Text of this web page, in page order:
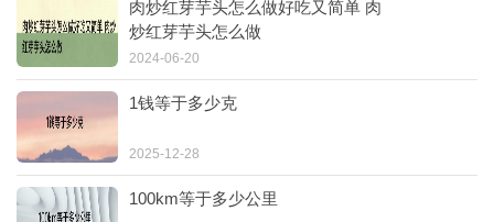
肉炒红芽芋头怎么做好吃又简单 肉
炒红芽芋头怎么做
2024-06-20
1钱等于多少克
2025-12-28
100km等于多少公里